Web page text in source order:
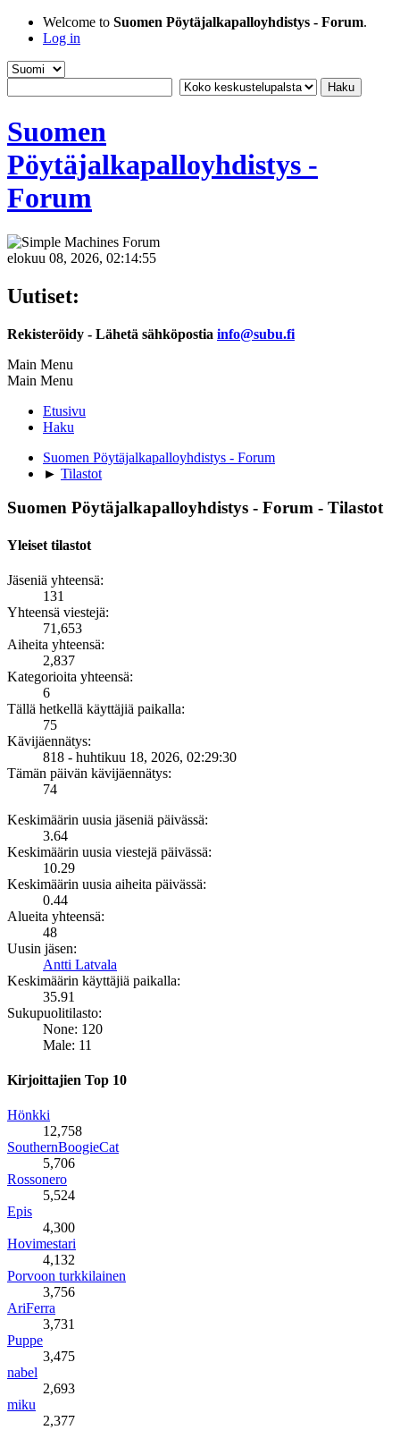
Welcome to Suomen Pöytäjalkapalloyhdistys - Forum.
Log in
Suomen
Pöytäjalkapalloyhdistys -
Forum
elokuu 08, 2026, 02:14:55
Uutiset:
Rekisteröidy - Lähetä sähköpostia info@subu.fi
Main Menu
Main Menu
Etusivu
Haku
Suomen Pöytäjalkapalloyhdistys - Forum
► Tilastot
Suomen Pöytäjalkapalloyhdistys - Forum - Tilastot
Yleiset tilastot
Jäseniä yhteensä:
131
Yhteensä viestejä:
71,653
Aiheita yhteensä:
2,837
Kategorioita yhteensä:
6
Tällä hetkellä käyttäjiä paikalla:
75
Kävijäennätys:
818 - huhtikuu 18, 2026, 02:29:30
Tämän päivän kävijäennätys:
74
Keskimäärin uusia jäseniä päivässä:
3.64
Keskimäärin uusia viestejä päivässä:
10.29
Keskimäärin uusia aiheita päivässä:
0.44
Alueita yhteensä:
48
Uusin jäsen:
Antti Latvala
Keskimäärin käyttäjiä paikalla:
35.91
Sukupuolitilasto:
None: 120
Male: 11
Kirjoittajien Top 10
Hönkki
12,758
SouthernBoogieCat
5,706
Rossonero
5,524
Epis
4,300
Hovimestari
4,132
Porvoon turkkilainen
3,756
AriFerra
3,731
Puppe
3,475
nabel
2,693
miku
2,377